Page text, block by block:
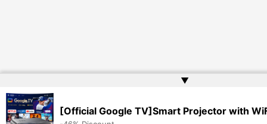
▲
[Official Google TV]Smart Projector with